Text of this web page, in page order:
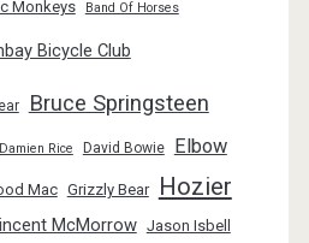
Monkeys Band Of Horses
Bicycle Club
Bruce Springsteen
Damien Rice David Bowie Elbow
Mac Grizzly Bear Hozier
McMorrow Jason Isbell